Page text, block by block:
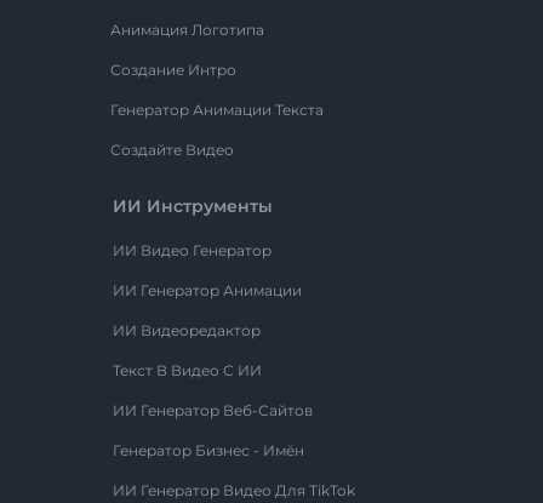
Анимация Логотипа
Создание Интро
Генератор Анимации Текста
Создайте Видео
ИИ Инструменты
ИИ Видео Генератор
ИИ Генератор Анимации
ИИ Видеоредактор
Текст В Видео С ИИ
ИИ Генератор Веб-Сайтов
Генератор Бизнес - Имён
ИИ Генератор Видео Для TikTok